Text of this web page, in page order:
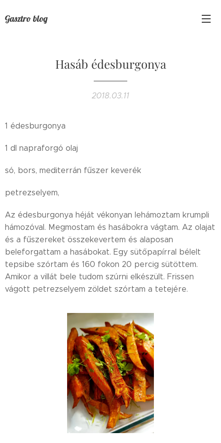
Gasztro blog
Hasáb édesburgonya
2018.03.11
1 édesburgonya
1 dl napraforgó olaj
só, bors, mediterrán fűszer keverék
petrezselyem,
Az édesburgonya héját vékonyan lehámoztam krumpli
hámozóval. Megmostam és hasábokra vágtam. Az olajat
és a fűszereket összekevertem és alaposan
beleforgattam a hasábokat. Egy sütőpapírral bélelt
tepsibe szórtam és 160 fokon 20 percig sütöttem.
Amikor a villát bele tudom szúrni elkészült. Frissen
vágott petrezselyem zöldet szórtam a tetejére.